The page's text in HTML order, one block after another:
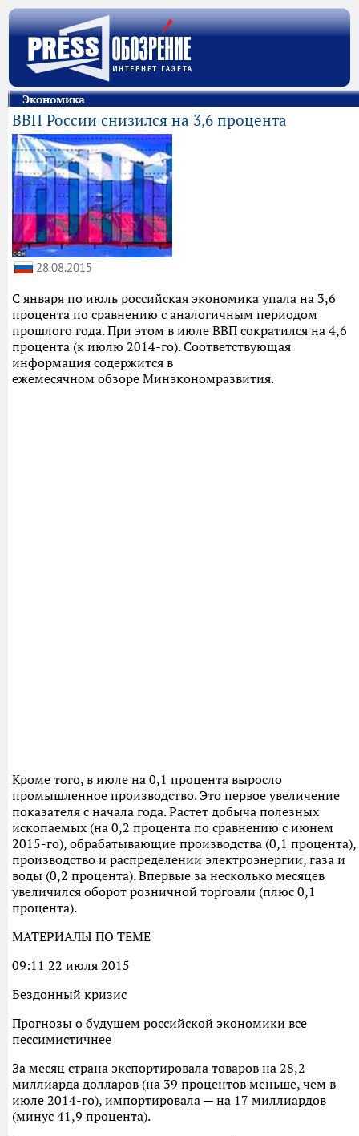
Экономика
ВВП России снизился на 3,6 процента
28.08.2015
С января по июль российская экономика упала на 3,6
процента по сравнению с аналогичным периодом
прошлого года. При этом в июле ВВП сократился на 4,6
процента (к июлю 2014-го). Соответствующая
информация содержится в
ежемесячном обзоре Минэкономразвития.
Кроме того, в июле на 0,1 процента выросло
промышленное производство. Это первое увеличение
показателя с начала года. Растет добыча полезных
ископаемых (на 0,2 процента по сравнению с июнем
2015-го), обрабатывающие производства (0,1 процента),
производство и распределении электроэнергии, газа и
воды (0,2 процента). Впервые за несколько месяцев
увеличился оборот розничной торговли (плюс 0,1
процента).
МАТЕРИАЛЫ ПО ТЕМЕ
09:11 22 июля 2015
Бездонный кризис
Прогнозы о будущем российской экономики все
пессимистичнее
За месяц страна экспортировала товаров на 28,2
миллиарда долларов (на 39 процентов меньше, чем в
июле 2014-го), импортировала — на 17 миллиардов
(минус 41,9 процента).